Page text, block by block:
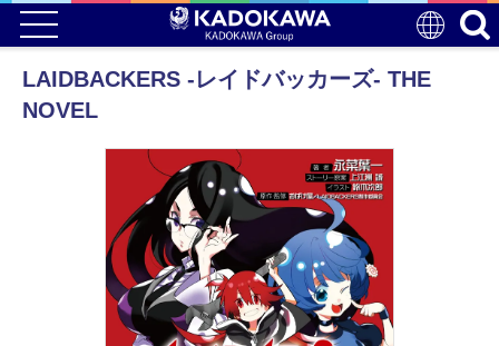
LAIDBACKERS -レイドバッカーズ- THE
NOVEL